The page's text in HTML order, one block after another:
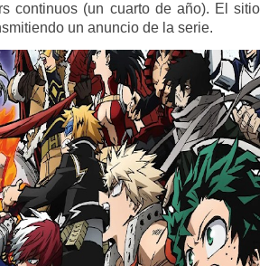
continuos (un cuarto de año). El sitio
un anuncio de la serie.